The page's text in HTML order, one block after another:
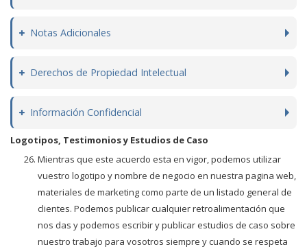
Notas Adicionales
Derechos de Propiedad Intelectual
Información Confidencial
Logotipos, Testimonios y Estudios de Caso
Mientras que este acuerdo esta en vigor, podemos utilizar
vuestro logotipo y nombre de negocio en nuestra pagina web,
materiales de marketing como parte de un listado general de
clientes. Podemos publicar cualquier retroalimentación que
nos das y podemos escribir y publicar estudios de caso sobre
nuestro trabajo para vosotros siempre y cuando se respeta